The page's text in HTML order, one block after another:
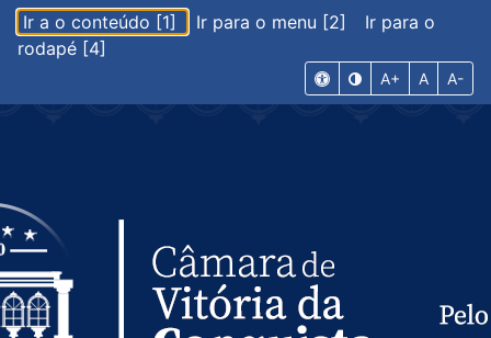
Ir a o conteúdo [1] Ir para o menu [2]
Ir para o
rodapé [4]
A+ A A-